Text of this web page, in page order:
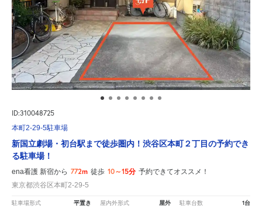
ID:310048725
本町2-29-5駐車場
新国立劇場・初台駅まで徒歩圏内！渋谷区本町２丁目の予約でき
る駐車場！
ena看護 新宿から 772m 徒歩 10～15分 予約できてオススメ！
東京都渋谷区本町2-29-5
駐車場形式 平置き 屋内外形式 屋外 駐車台数 1台